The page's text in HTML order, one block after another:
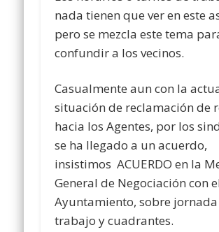
nada tienen que ver en este
pero se mezcla este tema
confundir a los vecinos.
Casualmente aun con la
situación de reclamación de
hacia los Agentes, por los
se ha llegado a un acuerdo,
insistimos ACUERDO en la
General de Negociación con
Ayuntamiento, sobre
trabajo y cuadrantes.